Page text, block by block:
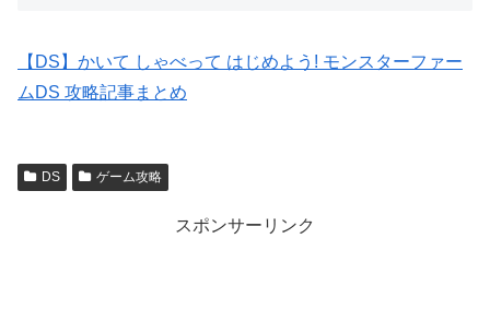
【DS】かいて しゃべって はじめよう! モンスターファー
ムDS 攻略記事まとめ
DS ゲーム攻略
スポンサーリンク